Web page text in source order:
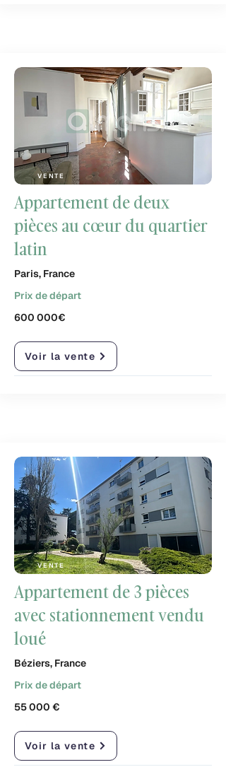
VENTE
Appartement de deux
pièces au cœur du quartier
latin
Paris, France
Prix de départ
600 000€
Voir la vente
VENTE
Appartement de 3 pièces
avec stationnement vendu
loué
Béziers, France
Prix de départ
55 000 €
Voir la vente